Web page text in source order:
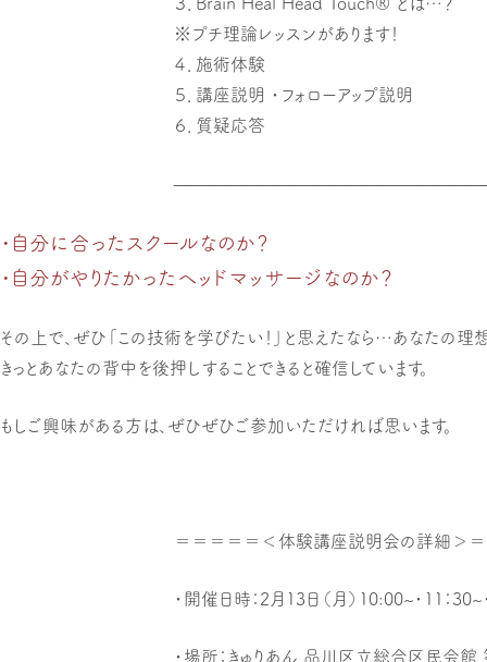
※プチ理論レッスンがあります！
４．施術体験
５．講座説明 ・フォローアップ説明
６．質疑応答
・自分に合ったスクールなのか？
・自分がやりたかったヘッドマッサージなのか？
その上で、ぜひ「この技術を学びたい！」と思えたなら…あなたの理想
きっとあなたの背中を後押しすることできると確信しています。
もしご興味がある方は、ぜひぜひご参加いただければ思います。
＝＝＝＝＝＜体験講座説明会の詳細＞
・開催日時：2月13日（月）10:00~・11：
・場所：きゅりあん 品川区立総合区民会館